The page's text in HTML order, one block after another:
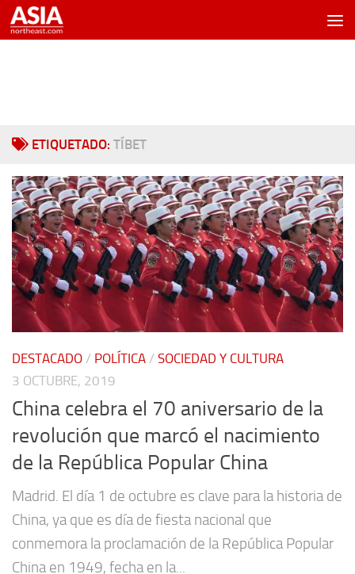
Saltar al contenido
ETIQUETADO: TÍBET
DESTACADO / POLÍTICA / SOCIEDAD Y CULTURA
3 OCTUBRE, 2019
China celebra el 70 aniversario de la
revolución que marcó el nacimiento
de la República Popular China
Madrid. El día 1 de octubre es clave para la historia de
China, ya que es día de fiesta nacional que
conmemora la proclamación de la República Popular
China en 1949, fecha en la...